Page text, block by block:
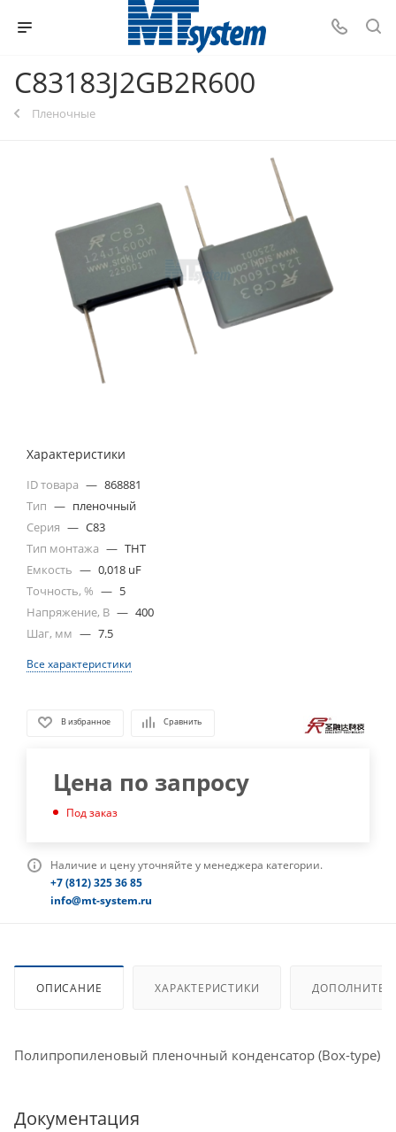
C83183J2GB2R600
Пленочные
Характеристики
ID товара — 868881
Тип — пленочный
Серия — C83
Тип монтажа — THT
Емкость — 0,018 uF
Точность, % — 5
Напряжение, В — 400
Шаг, мм — 7.5
Все характеристики
В избранное Сравнить
Цена по запросу
Под заказ
Наличие и цену уточняйте у менеджера категории.
+7 (812) 325 36 85
info@mt-system.ru
ОПИСАНИЕ ХАРАКТЕРИСТИКИ
Полипропиленовый пленочный конденсатор (Box-type)
Документация